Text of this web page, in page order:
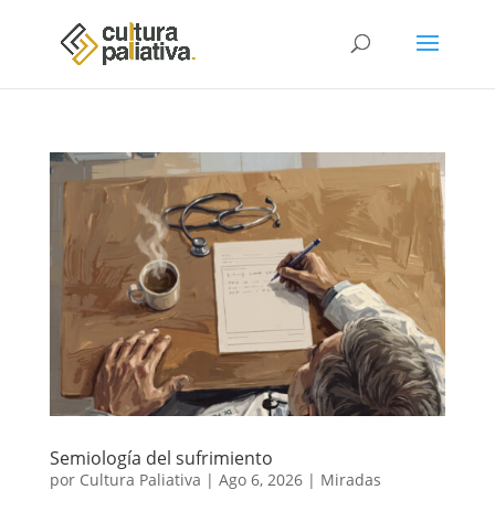
Semiología del sufrimiento
por Cultura Paliativa | Ago 6, 2026| Miradas